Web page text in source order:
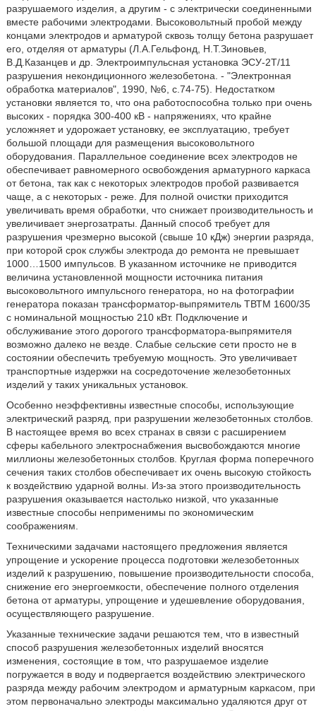
разрушаемого изделия, а другим - с электрически соединенными
вместе рабочими электродами. Высоковольтный пробой между
концами электродов и арматурой сквозь толщу бетона разрушает
его, отделяя от арматуры (Л.А.Гельфонд, Н.Т.Зиновьев,
В.Д.Казанцев и др. Электроимпульсная установка ЭСУ-2Т/11
разрушения некондиционного железобетона. - "Электронная
обработка материалов", 1990, №6, с.74-75). Недостатком
установки является то, что она работоспособна только при очень
высоких - порядка 300-400 кВ - напряжениях, что крайне
усложняет и удорожает установку, ее эксплуатацию, требует
большой площади для размещения высоковольтного
оборудования. Параллельное соединение всех электродов не
обеспечивает равномерного освобождения арматурного каркаса
от бетона, так как с некоторых электродов пробой развивается
чаще, а с некоторых - реже. Для полной очистки приходится
увеличивать время обработки, что снижает производительность и
увеличивает энергозатраты. Данный способ требует для
разрушения чрезмерно высокой (свыше 10 кДж) энергии разряда,
при которой срок службы электрода до ремонта не превышает
1000…1500 импульсов. В указанном источнике не приводится
величина установленной мощности источника питания
высоковольтного импульсного генератора, но на фотографии
генератора показан трансформатор-выпрямитель ТВТМ 1600/35
с номинальной мощностью 210 кВт. Подключение и
обслуживание этого дорогого трансформатора-выпрямителя
возможно далеко не везде. Слабые сельские сети просто не в
состоянии обеспечить требуемую мощность. Это увеличивает
транспортные издержки на сосредоточение железобетонных
изделий у таких уникальных установок.
Особенно неэффективны известные способы, использующие
электрический разряд, при разрушении железобетонных столбов.
В настоящее время во всех странах в связи с расширением
сферы кабельного электроснабжения высвобождаются многие
миллионы железобетонных столбов. Круглая форма поперечного
сечения таких столбов обеспечивает их очень высокую стойкость
к воздействию ударной волны. Из-за этого производительность
разрушения оказывается настолько низкой, что указанные
известные способы неприменимы по экономическим
соображениям.
Техническими задачами настоящего предложения является
упрощение и ускорение процесса подготовки железобетонных
изделий к разрушению, повышение производительности способа,
снижение его энергоемкости, обеспечение полного отделения
бетона от арматуры, упрощение и удешевление оборудования,
осуществляющего разрушение.
Указанные технические задачи решаются тем, что в известный
способ разрушения железобетонных изделий вносятся
изменения, состоящие в том, что разрушаемое изделие
погружается в воду и подвергается воздействию электрического
разряда между рабочим электродом и арматурным каркасом, при
этом первоначально электроды максимально удаляются друг от